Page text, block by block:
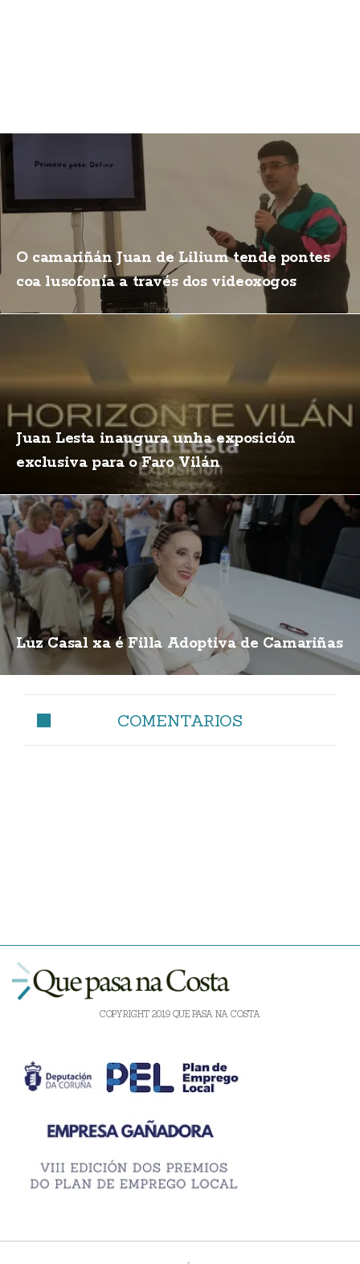
O camariñán Juan de Lilium tende pontes
coa lusofonía a través dos videoxogos
Juan Lesta inaugura unha exposición
exclusiva para o Faro Vilán
Luz Casal xa é Filla Adoptiva de Camariñas
COMENTARIOS
COPYRIGHT 2019 QUE PASA NA COSTA